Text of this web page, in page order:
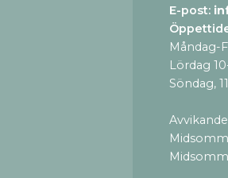
E-post:
Måndag-
Lördag
Söndag,